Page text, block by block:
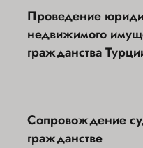
Проведение
недвижимого
гражданства
Сопровождение
гражданстве